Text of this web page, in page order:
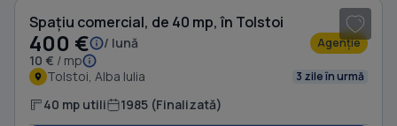
Spațiu comercial, de 40 mp, în Tolstoi
400 €
/ lună
10 € / mp
Agenție
Tolstoi, Alba Iulia 3 zile în urmă
40 mp utili 1985 (Finalizată)